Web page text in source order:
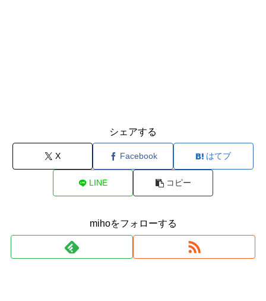
シェアする
X Facebook はてブ
LINE コピー
mihoをフォローする